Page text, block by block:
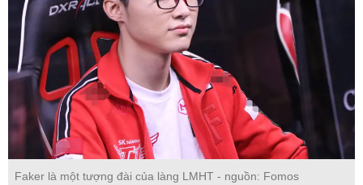
Faker là một tượng đài của làng LMHT - nguồn: Fomos